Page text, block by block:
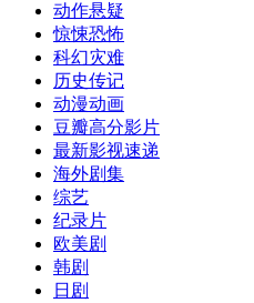
动作悬疑
惊悚恐怖
科幻灾难
历史传记
动漫动画
豆瓣高分影片
最新影视速递
海外剧集
综艺
纪录片
欧美剧
韩剧
日剧